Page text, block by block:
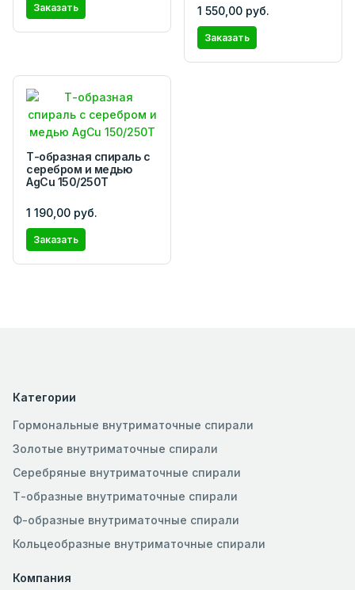
Заказать 1 550,00 руб.
Заказать
Т-образная спираль с
серебром и медью
AgCu 150/250Т
1 190,00 руб.
Заказать
Категории
Гормональные внутриматочные спирали
Золотые внутриматочные спирали
Серебряные внутриматочные спирали
Т-образные внутриматочные спирали
Ф-образные внутриматочные спирали
Кольцеобразные внутриматочные спирали
Компания